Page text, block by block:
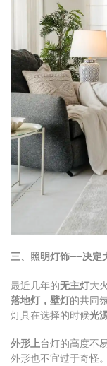
三、照明灯饰——决定
最近几年的无主灯大
落地灯，壁灯的共同
灯具在选择的时候光
外形上台灯的高度不
外形也不宜过于奇怪